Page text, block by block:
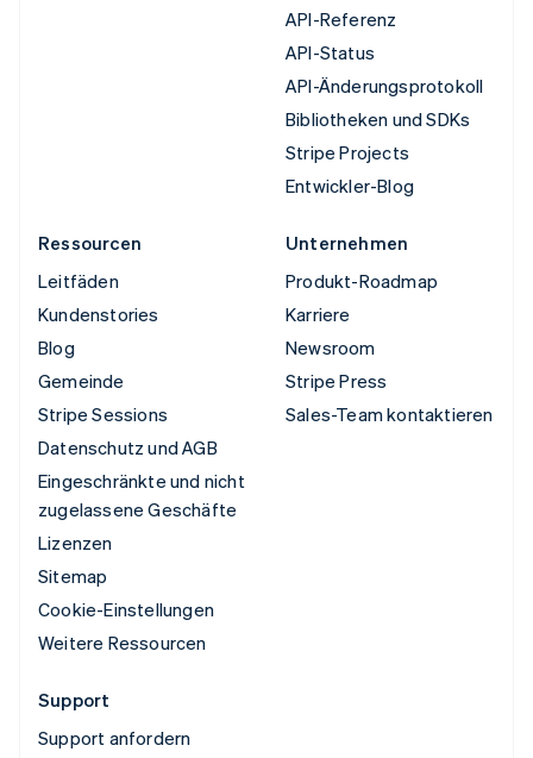
API-Referenz
API-Status
API-Änderungsprotokoll
Bibliotheken und SDKs
Stripe Projects
Entwickler-Blog
Ressourcen
Leitfäden
Kundenstories
Blog
Gemeinde
Stripe Sessions
Datenschutz und AGB
Eingeschränkte und nicht
zugelassene Geschäfte
Lizenzen
Sitemap
Cookie-Einstellungen
Weitere Ressourcen
Unternehmen
Produkt-Roadmap
Karriere
Newsroom
Stripe Press
Sales-Team kontaktieren
Support
Support anfordern